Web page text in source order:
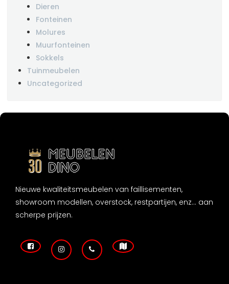
Dieren
Fonteinen
Molures
Muurfonteinen
Sokkels
Tuinmeubelen
Uncategorized
Nieuwe kwaliteitsmeubelen van faillisementen,
showroom modellen, overstock, restpartijen, enz... aan
scherpe prijzen.